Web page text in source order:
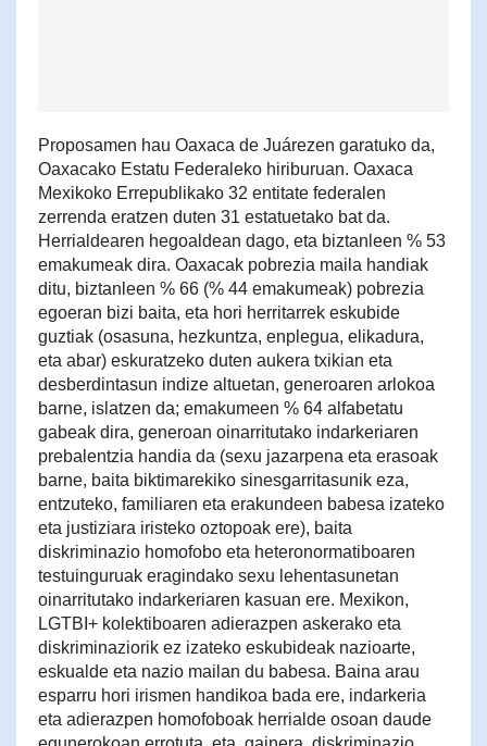
Proposamen hau Oaxaca de Juárezen garatuko da,
Oaxacako Estatu Federaleko hiriburuan. Oaxaca
Mexikoko Errepublikako 32 entitate federalen
zerrenda eratzen duten 31 estatuetako bat da.
Herrialdearen hegoaldean dago, eta biztanleen % 53
emakumeak dira. Oaxacak pobrezia maila handiak
ditu, biztanleen % 66 (% 44 emakumeak) pobrezia
egoeran bizi baita, eta hori herritarrek eskubide
guztiak (osasuna, hezkuntza, enplegua, elikadura,
eta abar) eskuratzeko duten aukera txikian eta
desberdintasun indize altuetan, generoaren arlokoa
barne, islatzen da; emakumeen % 64 alfabetatu
gabeak dira, generoan oinarritutako indarkeriaren
prebalentzia handia da (sexu jazarpena eta erasoak
barne, baita biktimarekiko sinesgarritasunik eza,
entzuteko, familiaren eta erakundeen babesa izateko
eta justiziara iristeko oztopoak ere), baita
diskriminazio homofobo eta heteronormatiboaren
testuinguruak eragindako sexu lehentasunetan
oinarritutako indarkeriaren kasuan ere. Mexikon,
LGTBI+ kolektiboaren adierazpen askerako eta
diskriminaziorik ez izateko eskubideak nazioarte,
eskualde eta nazio mailan du babesa. Baina arau
esparru hori irismen handikoa bada ere, indarkeria
eta adierazpen homofoboak herrialde osoan daude